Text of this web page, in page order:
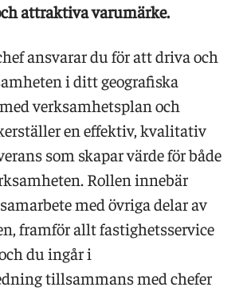
attraktiva varumärke.
ansvarar du för att driva och
i ditt geografiska
verksamhetsplan och
en effektiv, kvalitativ
som skapar värde för både
Rollen innebär
med övriga delar av
framför allt fastighetsservice
du ingår i
tillsammans med chefer